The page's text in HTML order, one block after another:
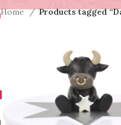
Home Products tagged